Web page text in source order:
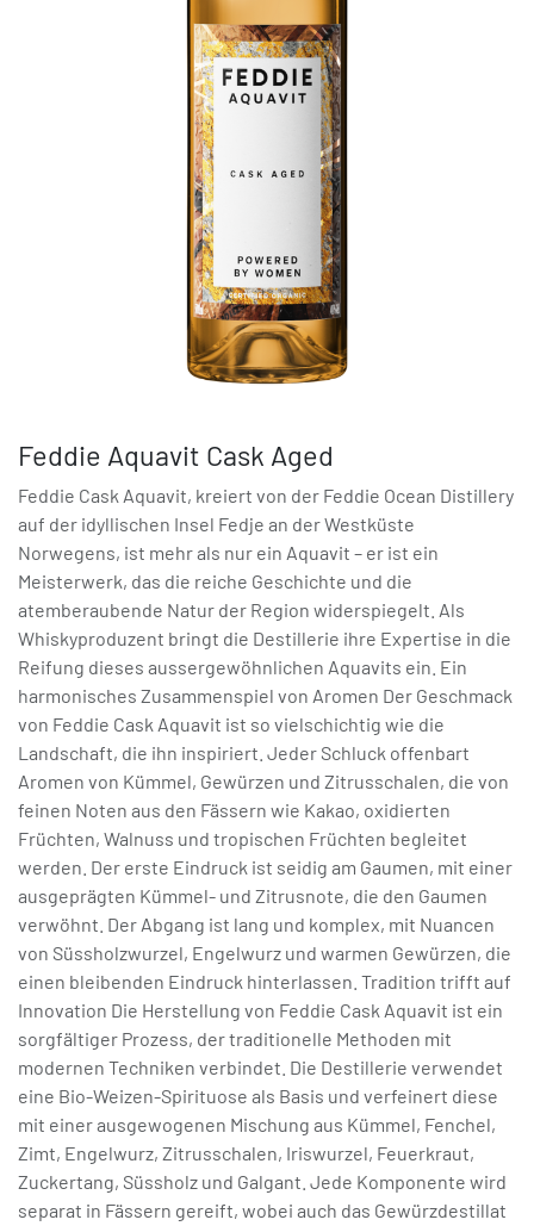
Feddie Aquavit Cask Aged
Feddie Cask Aquavit, kreiert von der Feddie Ocean Distillery
auf der idyllischen Insel Fedje an der Westküste
Norwegens, ist mehr als nur ein Aquavit – er ist ein
Meisterwerk, das die reiche Geschichte und die
atemberaubende Natur der Region widerspiegelt. Als
Whiskyproduzent bringt die Destillerie ihre Expertise in die
Reifung dieses aussergewöhnlichen Aquavits ein. Ein
harmonisches Zusammenspiel von Aromen Der Geschmack
von Feddie Cask Aquavit ist so vielschichtig wie die
Landschaft, die ihn inspiriert. Jeder Schluck offenbart
Aromen von Kümmel, Gewürzen und Zitrusschalen, die von
feinen Noten aus den Fässern wie Kakao, oxidierten
Früchten, Walnuss und tropischen Früchten begleitet
werden. Der erste Eindruck ist seidig am Gaumen, mit einer
ausgeprägten Kümmel- und Zitrusnote, die den Gaumen
verwöhnt. Der Abgang ist lang und komplex, mit Nuancen
von Süssholzwurzel, Engelwurz und warmen Gewürzen, die
einen bleibenden Eindruck hinterlassen. Tradition trifft auf
Innovation Die Herstellung von Feddie Cask Aquavit ist ein
sorgfältiger Prozess, der traditionelle Methoden mit
modernen Techniken verbindet. Die Destillerie verwendet
eine Bio-Weizen-Spirituose als Basis und verfeinert diese
mit einer ausgewogenen Mischung aus Kümmel, Fenchel,
Zimt, Engelwurz, Zitrusschalen, Iriswurzel, Feuerkraut,
Zuckertang, Süssholz und Galgant. Jede Komponente wird
separat in Fässern gereift, wobei auch das Gewürzdestillat